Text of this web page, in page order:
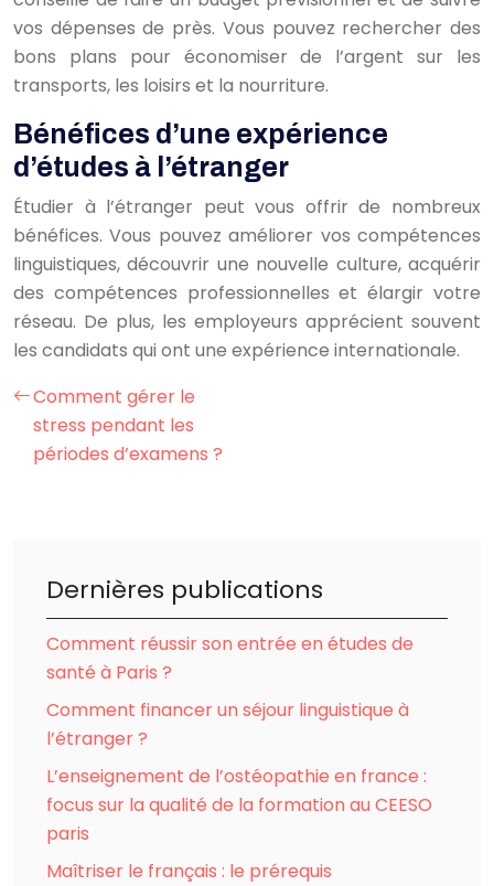
vos dépenses de près. Vous pouvez rechercher des
bons plans pour économiser de l’argent sur les
transports, les loisirs et la nourriture.
Bénéfices d’une expérience
d’études à l’étranger
Étudier à l’étranger peut vous offrir de nombreux
bénéfices. Vous pouvez améliorer vos compétences
linguistiques, découvrir une nouvelle culture, acquérir
des compétences professionnelles et élargir votre
réseau. De plus, les employeurs apprécient souvent
les candidats qui ont une expérience internationale.
Comment gérer le
stress pendant les
périodes d’examens ?
Dernières publications
Comment réussir son entrée en études de
santé à Paris ?
Comment financer un séjour linguistique à
l’étranger ?
L’enseignement de l’ostéopathie en france :
focus sur la qualité de la formation au CEESO
paris
Maîtriser le français : le prérequis